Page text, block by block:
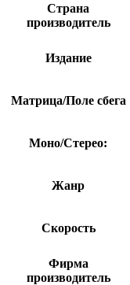
Страна
производитель
Издание
Матрица/Поле сбега
Моно/Стерео:
Жанр
Скорость
Фирма
производитель